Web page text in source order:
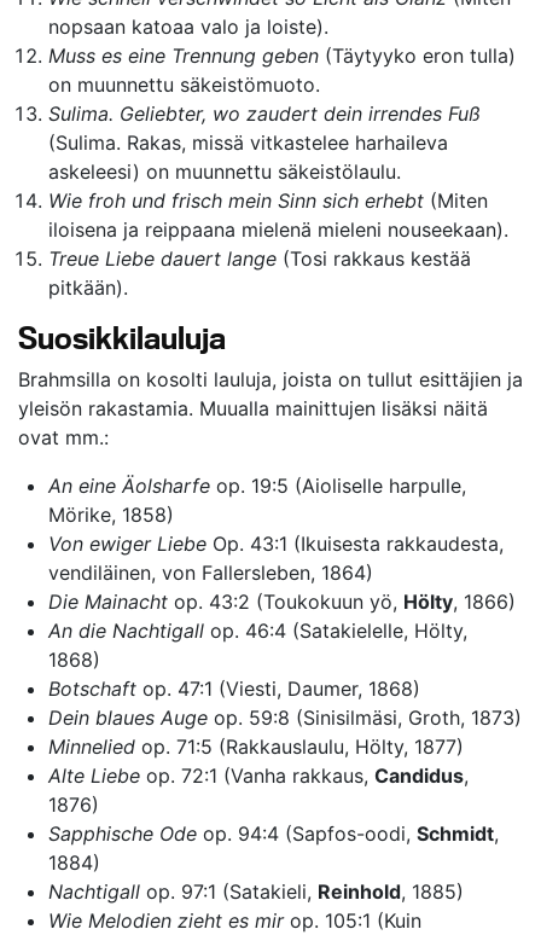
nopsaan katoaa valo ja loiste).
Muss es eine Trennung geben (Täytyyko eron tulla)
on muunnettu säkeistömuoto.
Sulima. Geliebter, wo zaudert dein irrendes Fuß
(Sulima. Rakas, missä vitkastelee harhaileva
askeleesi) on muunnettu säkeistölaulu.
Wie froh und frisch mein Sinn sich erhebt (Miten
iloisena ja reippaana mielenä mieleni nouseekaan).
Treue Liebe dauert lange (Tosi rakkaus kestää
pitkään).
Suosikkilauluja
Brahmsilla on kosolti lauluja, joista on tullut esittäjien ja
yleisön rakastamia. Muualla mainittujen lisäksi näitä
ovat mm.:
An eine Äolsharfe op. 19:5 (Aioliselle harpulle,
Mörike, 1858)
Von ewiger Liebe Op. 43:1 (Ikuisesta rakkaudesta,
vendiläinen, von Fallersleben, 1864)
Die Mainacht op. 43:2 (Toukokuun yö, Hölty, 1866)
An die Nachtigall op. 46:4 (Satakielelle, Hölty,
1868)
Botschaft op. 47:1 (Viesti, Daumer, 1868)
Dein blaues Auge op. 59:8 (Sinisilmäsi, Groth, 1873)
Minnelied op. 71:5 (Rakkauslaulu, Hölty, 1877)
Alte Liebe op. 72:1 (Vanha rakkaus, Candidus,
1876)
Sapphische Ode op. 94:4 (Sapfos-oodi, Schmidt,
1884)
Nachtigall op. 97:1 (Satakieli, Reinhold, 1885)
Wie Melodien zieht es mirop. 105:1 (Kuin